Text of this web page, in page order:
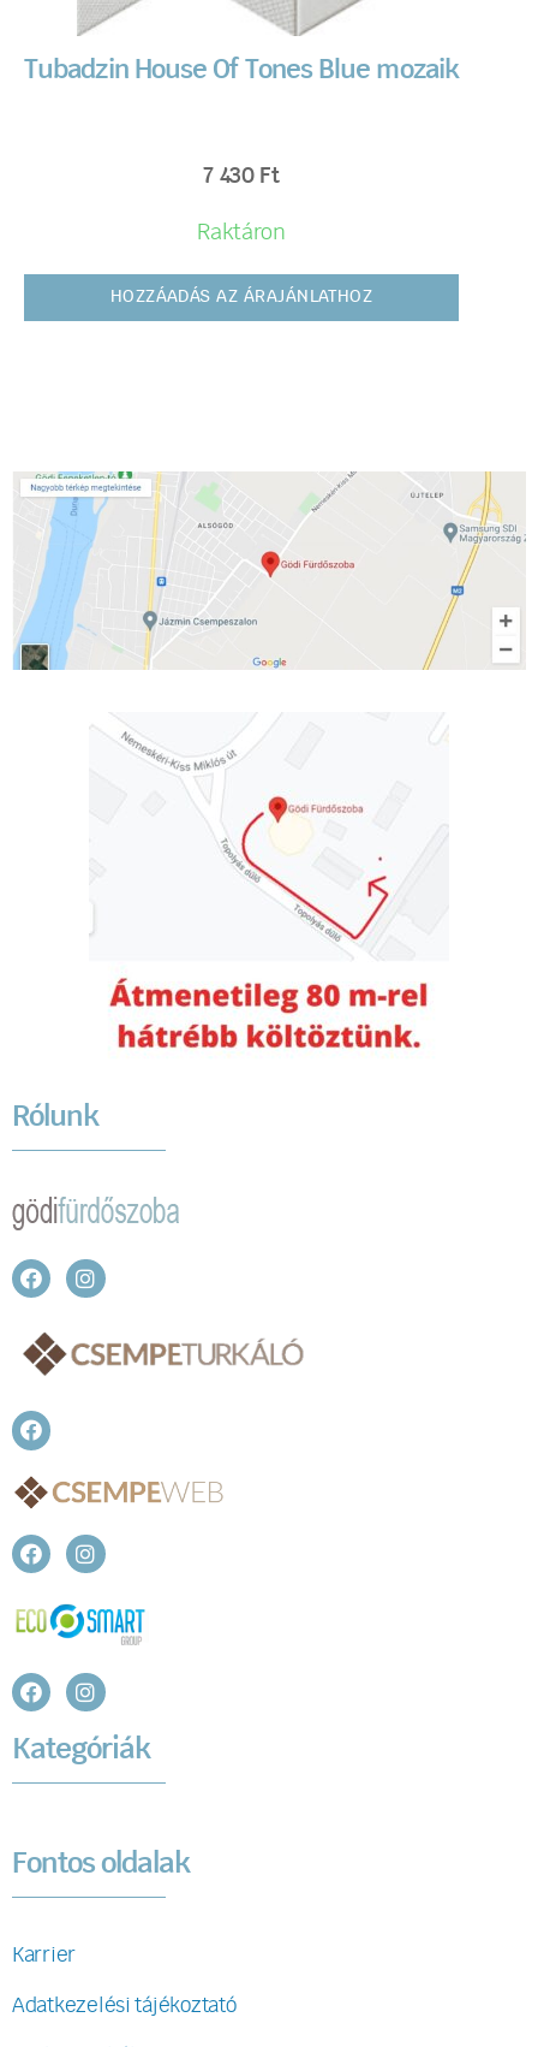
Tubadzin House Of Tones Blue mozaik
7 430 Ft
Raktáron
HOZZÁADÁS AZ ÁRAJÁNLATHOZ
Rólunk
Kategóriák
Fontos oldalak
Karrier
Adatkezelési tájékoztató